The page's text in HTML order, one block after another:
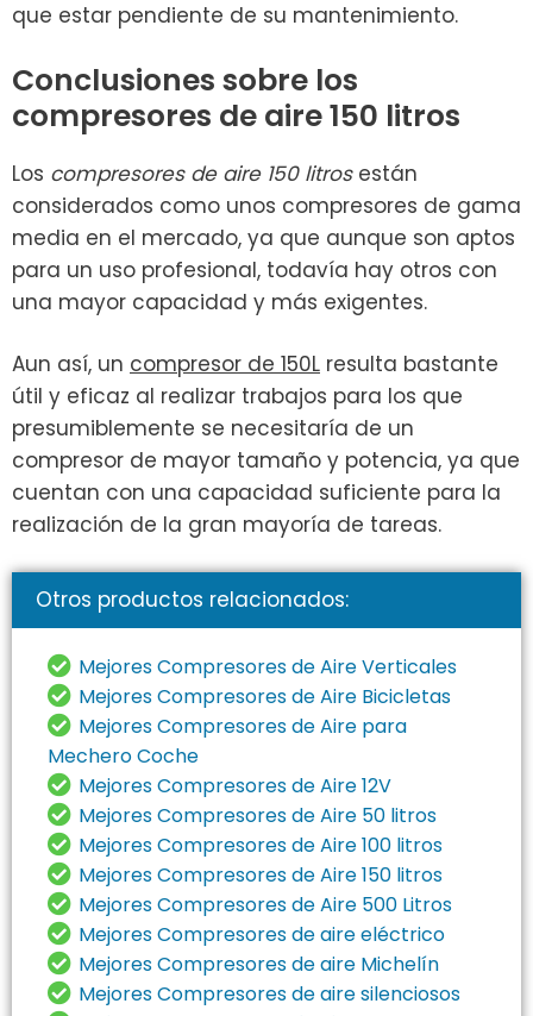
que estar pendiente de su mantenimiento.
Conclusiones sobre los
compresores de aire 150 litros
Los compresores de aire 150 litrosestán
considerados como unos compresores de gama
media en el mercado, ya que aunque son aptos
para un uso profesional, todavía hay otros con
una mayor capacidad y más exigentes.
Aun así, un compresor de 150L resulta bastante
útil y eficaz al realizar trabajos para los que
presumiblemente se necesitaría de un
compresor de mayor tamaño y potencia, ya que
cuentan con una capacidad suficiente para la
realización de la gran mayoría de tareas.
Otros productos relacionados:
Mejores Compresores de Aire Verticales
Mejores Compresores de Aire Bicicletas
Mejores Compresores de Aire para
Mechero Coche
Mejores Compresores de Aire 12V
Mejores Compresores de Aire 50 litros
Mejores Compresores de Aire 100 litros
Mejores Compresores de Aire 150 litros
Mejores Compresores de Aire 500 Litros
Mejores Compresores de aire eléctrico
Mejores Compresores de aire Michelín
Mejores Compresores de aire silenciosos